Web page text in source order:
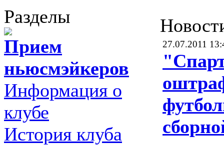
Разделы
Прием
ньюсмэйкеров
Информация о
клубе
История клуба
27.07.2011